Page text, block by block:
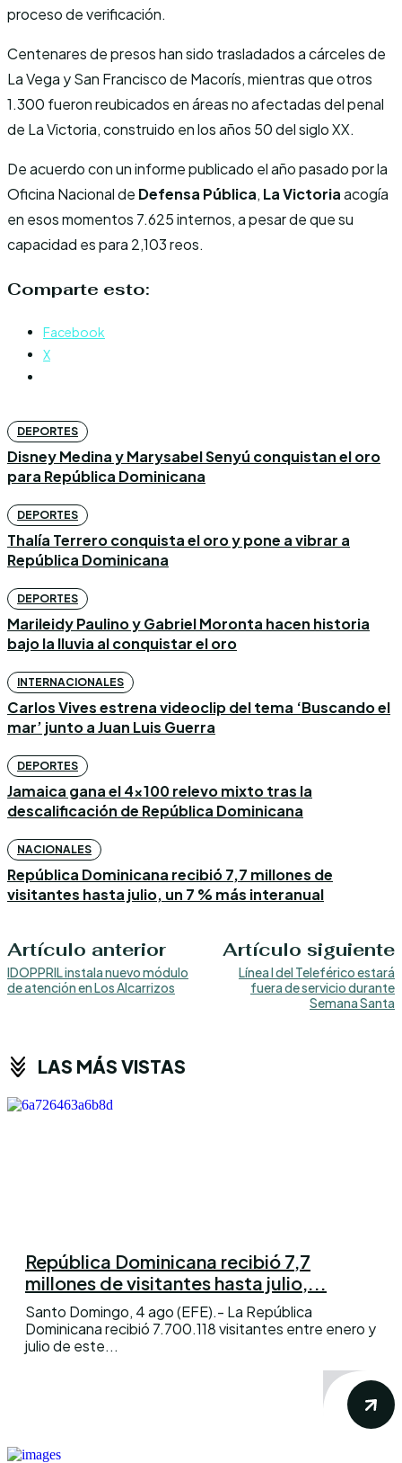
proceso de verificación.
Centenares de presos han sido trasladados a cárceles de
La Vega y San Francisco de Macorís, mientras que otros
1.300 fueron reubicados en áreas no afectadas del penal
de La Victoria, construido en los años 50 del siglo XX.
De acuerdo con un informe publicado el año pasado por la
Oficina Nacional de Defensa Pública, La Victoriaacogía
en esos momentos 7.625 internos, a pesar de que su
capacidad es para 2,103 reos.
Comparte esto:
Facebook
X
DEPORTES
Disney Medina y Marysabel Senyú conquistan el oro
para República Dominicana
DEPORTES
Thalía Terrero conquista el oro y pone a vibrar a
República Dominicana
DEPORTES
Marileidy Paulino y Gabriel Moronta hacen historia
bajo la lluvia al conquistar el oro
INTERNACIONALES
Carlos Vives estrena videoclip del tema ‘Buscando el
mar’ junto a Juan Luis Guerra
DEPORTES
Jamaica gana el 4×100 relevo mixto tras la
descalificación de República Dominicana
NACIONALES
República Dominicana recibió 7,7 millones de
visitantes hasta julio, un 7 % más interanual
Artículo anterior
IDOPPRIL instala nuevo módulo
de atención en Los Alcarrizos
Artículo siguiente
Línea I del Teleférico estará
fuera de servicio durante
Semana Santa
LAS MÁS VISTAS
República Dominicana recibió 7,7
millones de visitantes hasta julio,...
Santo Domingo, 4 ago (EFE).- La República
Dominicana recibió 7.700.118 visitantes entre enero y
julio de este...